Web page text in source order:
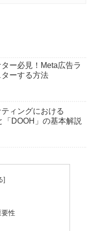
ー必見！Meta広告ラ
ーする方法
ィングにおける
「DOOH」の基本解説
性